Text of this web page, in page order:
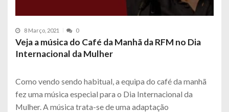
8 Março, 2021 0
Veja a música do Café da Manhã da RFM no Dia
Internacional da Mulher
Como vendo sendo habitual, a equipa do café da manhã
fez uma música especial para o Dia Internacional da
Mulher. A música trata-se de uma adaptação